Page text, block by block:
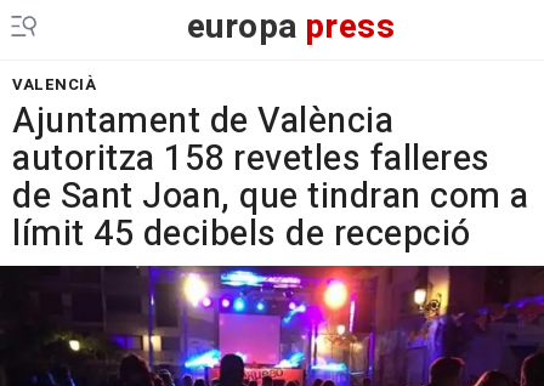
europa press
VALENCIÀ
Ajuntament de València
autoritza 158 revetles falleres
de Sant Joan, que tindran com a
límit 45 decibels de recepció